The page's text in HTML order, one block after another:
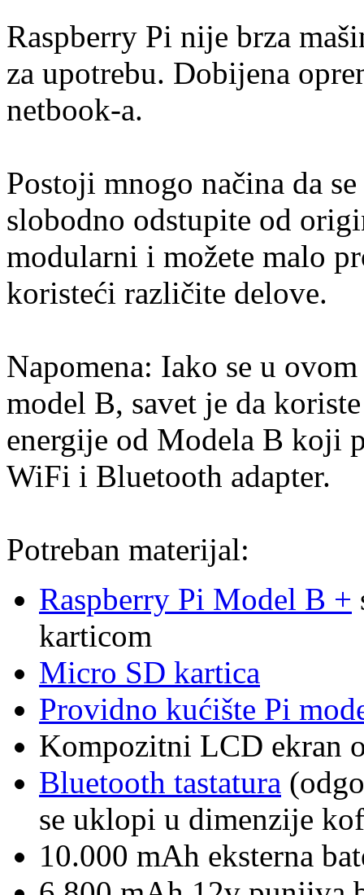
Raspberry Pi nije brza
za upotrebu. Dobijena
netbook-a.
Postoji mnogo načina da
slobodno odstupite od
modularni i možete malo
koristeći različite delove.
Napomena: Iako se u
model B, savet je da
energije od Modela B koji
WiFi i Bluetooth adapter.
Potreban materijal:
Raspberry Pi Model B +
karticom
Micro SD kartica
Providno kućište Pi
Kompozitni LCD ekran
Bluetooth tastatura
se uklopi u dimenzije
10.000 mAh eksterna